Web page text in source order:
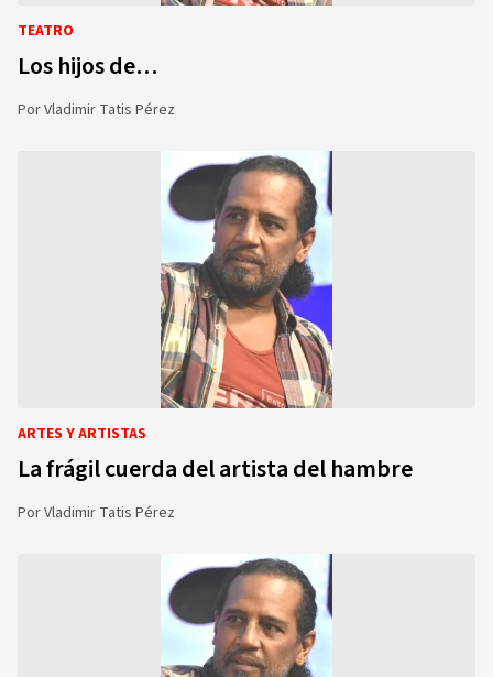
TEATRO
Los hijos de…
PorVladimir Tatis Pérez
ARTES Y ARTISTAS
La frágil cuerda del artista del hambre
PorVladimir Tatis Pérez